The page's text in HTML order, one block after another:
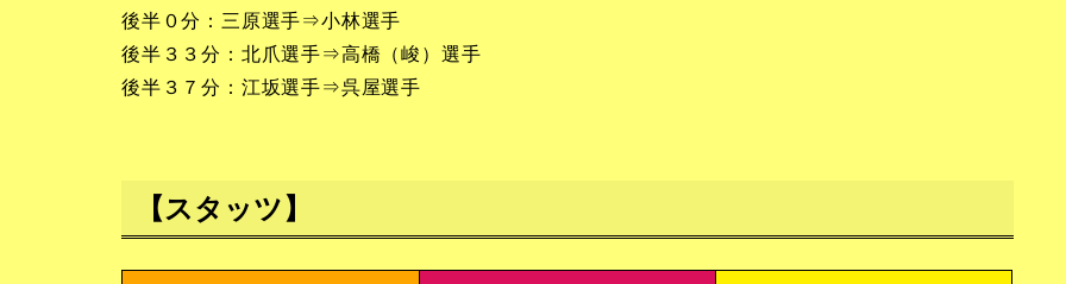
後半０分：三原選手⇒小林選手
後半３３分：北爪選手⇒高橋（峻）選手
後半３７分：江坂選手⇒呉屋選手
【スタッツ】